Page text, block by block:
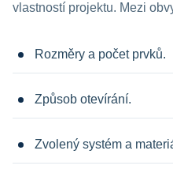
vlastností projektu. Mezi
Rozměry a počet prvků.
Způsob otevírání.
Zvolený systém a